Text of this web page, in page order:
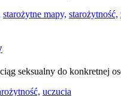
starożytne mapy, starożytność,
seksualny do konkretnej
uczucia